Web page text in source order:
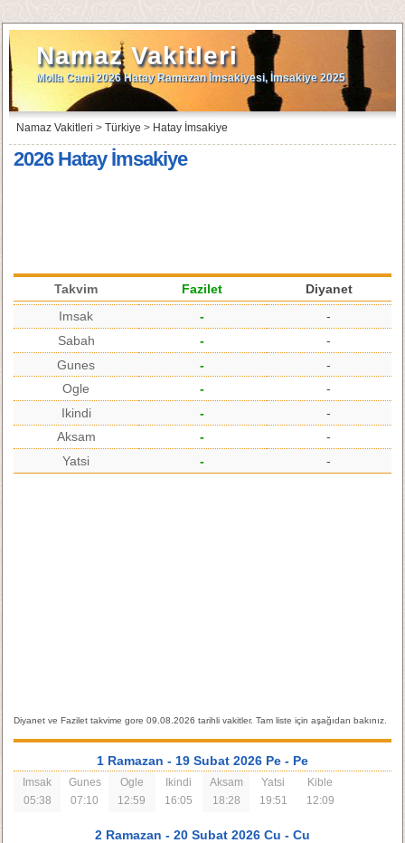
Namaz Vakitleri
Molla Cami 2026 Hatay Ramazan İmsakiyesi, İmsakiye 2025
Namaz Vakitleri >Türkiye > Hatay İmsakiye
2026 Hatay İmsakiye
Takvim
Imsak
Sabah
Gunes
Ogle
Ikindi
Aksam
Yatsi
Fazilet
-
-
-
-
-
-
-
Diyanet
-
-
-
-
-
-
-
Diyanet ve Fazilet takvime gore 09.08.2026 tarihli vakitler. Tam liste için aşağıdan bakınız.
1 Ramazan - 19 Subat 2026 Pe - Pe
Imsak
05:38
Gunes
07:10
Ogle
12:59
Ikindi
16:05
Aksam
18:28
Yatsi
19:51
Kible
12:09
2 Ramazan - 20 Subat 2026 Cu - Cu